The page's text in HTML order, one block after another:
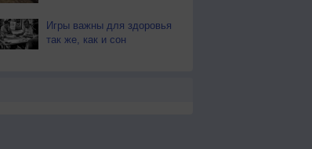
Игры важны для здоровья
так же, как и сон